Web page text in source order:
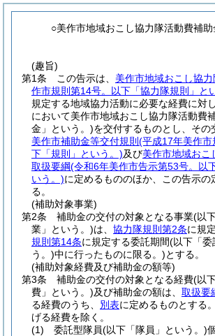
○美作市地域おこし協力隊活動費補助
(趣旨)
第1条
この告示は、 美作市地域おこし協力
作市規則第14号。以下「協力隊規則」と
規定する地域協力活動に必要な経費に対
において美作市地域おこし協力隊活動費
金」という。)を交付するものとし、その
美作市補助金等交付規則 (平成17年美作市
下「規則」という。)及び美作市地域おこ
取扱要綱(令和6年美作市告示第53号。以
いう。)に定めるもののほか、この告示の
る。
(補助対象事業)
第2条
補助金の交付の対象となる事業(以
業」という。)は、 協力隊規則第2条に規
規則第14条に規定する委託期間(以下「委
う。)中に行ったものに限る。)とする。
(補助対象経費及び補助金の額等)
第3条
補助金の交付の対象となる経費(以
費」という。)及び補助金の額は、 取扱要
る経費のうち、 別表に定めるものとする。
げる経費を除く。
(1)
委託型隊員(以下「隊員」という。)